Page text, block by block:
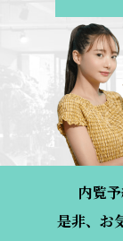
内覧
是非、お